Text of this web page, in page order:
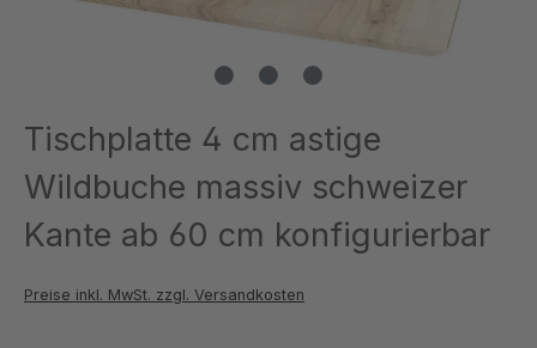
Tischplatte 4 cm astige
Wildbuche massiv schweizer
Kante ab 60 cm konfigurierbar
Preise inkl. MwSt. zzgl. Versandkosten